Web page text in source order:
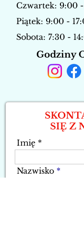
Czwartek: 9:00 -
Piątek: 9:00 -
Sobota: 7:30 -
Godziny
SIĘ Z
Imię
Nazwisko